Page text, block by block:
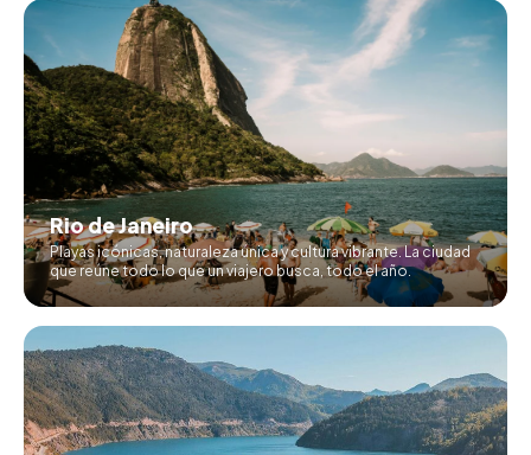
Rio de Janeiro
Playas icónicas, naturaleza única y cultura vibrante. La ciudad
que reúne todo lo que un viajero busca, todo el año.